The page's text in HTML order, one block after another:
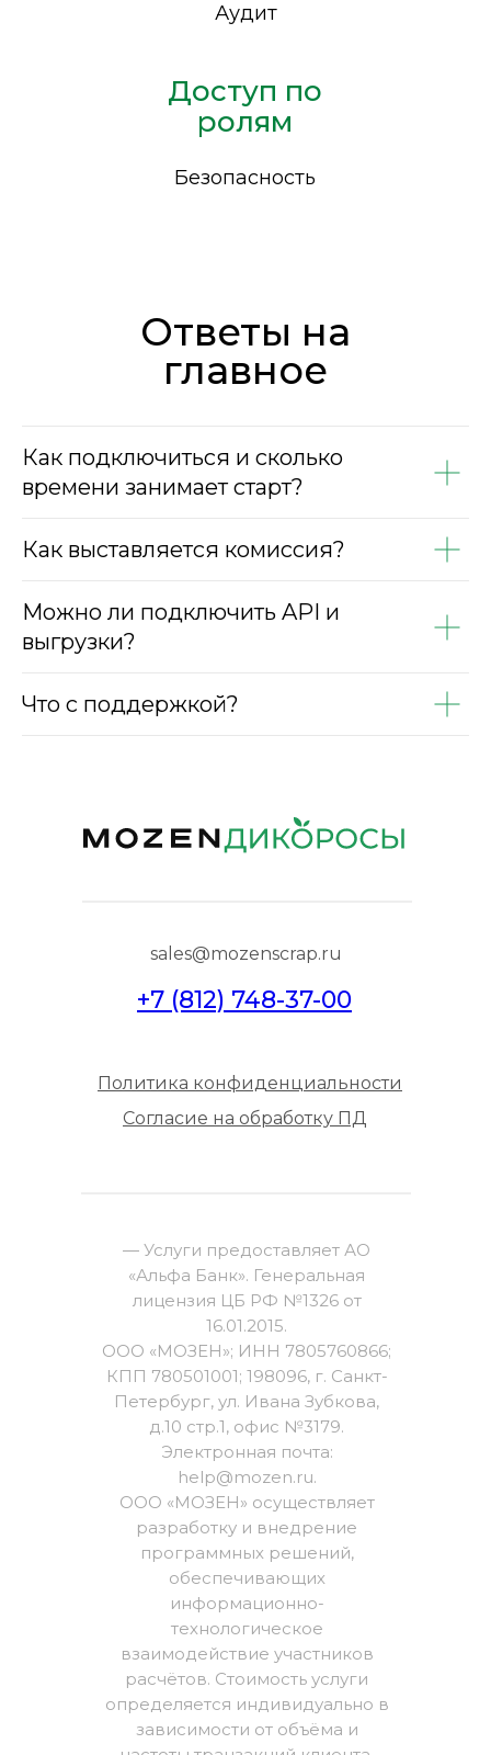
Аудит
Доступ по
ролям
Безопасность
Ответы на
главное
Как подключиться и сколько
времени занимает старт?
Как выставляется комиссия?
Можно ли подключить API и
выгрузки?
Что с поддержкой?
+7 (812) 748-37-00
Согласие на обработку ПД
Политика конфиденциальности
— Услуги предоставляет АО
«Альфа Банк». Генеральная
лицензия ЦБ РФ №1326 от
16.01.2015.
ООО «МОЗЕН»; ИНН 7805760866;
КПП 780501001; 198096, г. Санкт-
Петербург, ул. Ивана Зубкова,
д.10 стр.1, офис №3179.
Электронная почта:
help@mozen.ru.
ООО «МОЗЕН» осуществляет
разработку и внедрение
программных решений,
обеспечивающих
информационно-
технологическое
взаимодействие участников
расчётов. Стоимость услуги
определяется индивидуально в
зависимости от объёма и
sales@mozenscrap.ru